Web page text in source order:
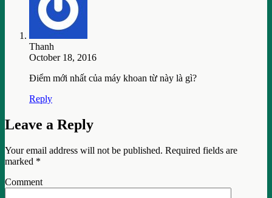
Thanh
October 18, 2016
Điểm mới nhất của máy khoan từ này là gì?
Reply
Leave a Reply
Your email address will not be published. Required fields are
marked *
Comment